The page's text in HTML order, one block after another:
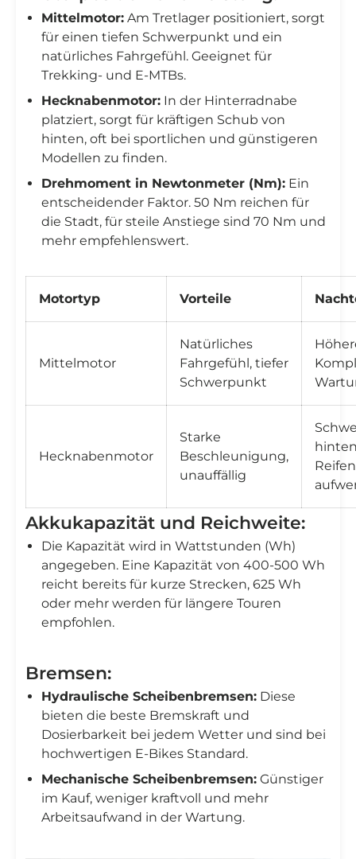
Mittelmotor: Am Tretlager positioniert, sorgt
für einen tiefen Schwerpunkt und ein
natürliches Fahrgefühl. Geeignet für
Trekking- und E-MTBs.
Hecknabenmotor: In der Hinterradnabe
platziert, sorgt für kräftigen Schub von
hinten, oft bei sportlichen und günstigeren
Modellen zu finden.
Drehmoment in Newtonmeter (Nm): Ein
entscheidender Faktor. 50 Nm reichen für
die Stadt, für steile Anstiege sind 70 Nm und
mehr empfehlenswert.
Motortyp Vorteile
Mittelmotor
Natürliches
Fahrgefühl, tiefer
Schwerpunkt
Hecknabenmotor
Starke
Beschleunigung,
unauffällig
Akkukapazität und Reichweite:
Die Kapazität wird in Wattstunden (Wh)
angegeben. Eine Kapazität von 400-500 Wh
reicht bereits für kurze Strecken, 625 Wh
oder mehr werden für längere Touren
empfohlen.
Bremsen:
Hydraulische Scheibenbremsen: Diese
bieten die beste Bremskraft und
Dosierbarkeit bei jedem Wetter und sind bei
hochwertigen E-Bikes Standard.
Mechanische Scheibenbremsen: Günstiger
im Kauf, weniger kraftvoll und mehr
Arbeitsaufwand in der Wartung.